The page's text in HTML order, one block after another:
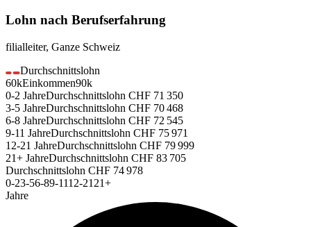
Lohn nach Berufserfahrung
filialleiter, Ganze Schweiz
Durchschnittslohn
60kEinkommen90k
0-2 JahreDurchschnittslohn CHF 71 350
3-5 JahreDurchschnittslohn CHF 70 468
6-8 JahreDurchschnittslohn CHF 72 545
9-11 JahreDurchschnittslohn CHF 75 971
12-21 JahreDurchschnittslohn CHF 79 999
21+ JahreDurchschnittslohn CHF 83 705
Durchschnittslohn CHF 74 978
0-23-56-89-1112-21 21+
Jahre